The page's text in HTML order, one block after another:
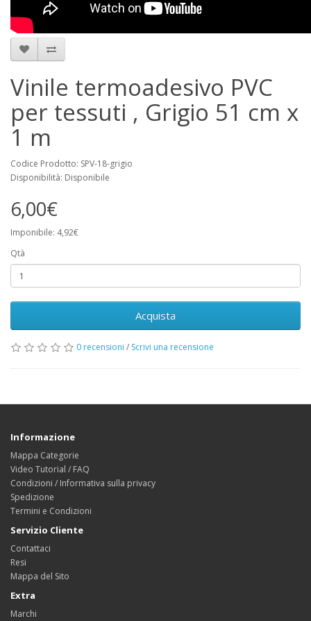
Vinile termoadesivo PVC
per tessuti , Grigio 51 cm x
1 m
Codice Prodotto: SPV-18-grigio
Disponibilità: Disponibile
6,00€
Imponibile: 4,92€
Qtà
Acquista
0 recensioni / Scrivi una recensione
Informazione
Mappa Categorie
Video Tutorial / FAQ
Condizioni / Informativa sulla privacy
Spedizione
Termini e Condizioni
Servizio Cliente
Contattaci
Resi
Mappa del Sito
Extra
Marchi